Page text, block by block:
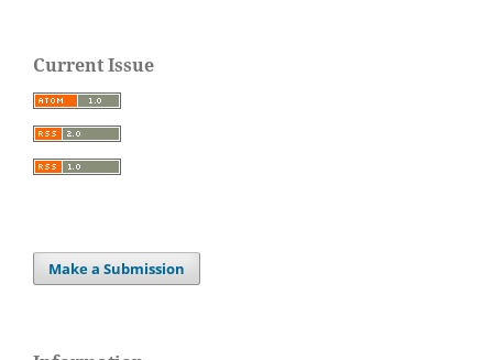
Current Issue
Make a Submission